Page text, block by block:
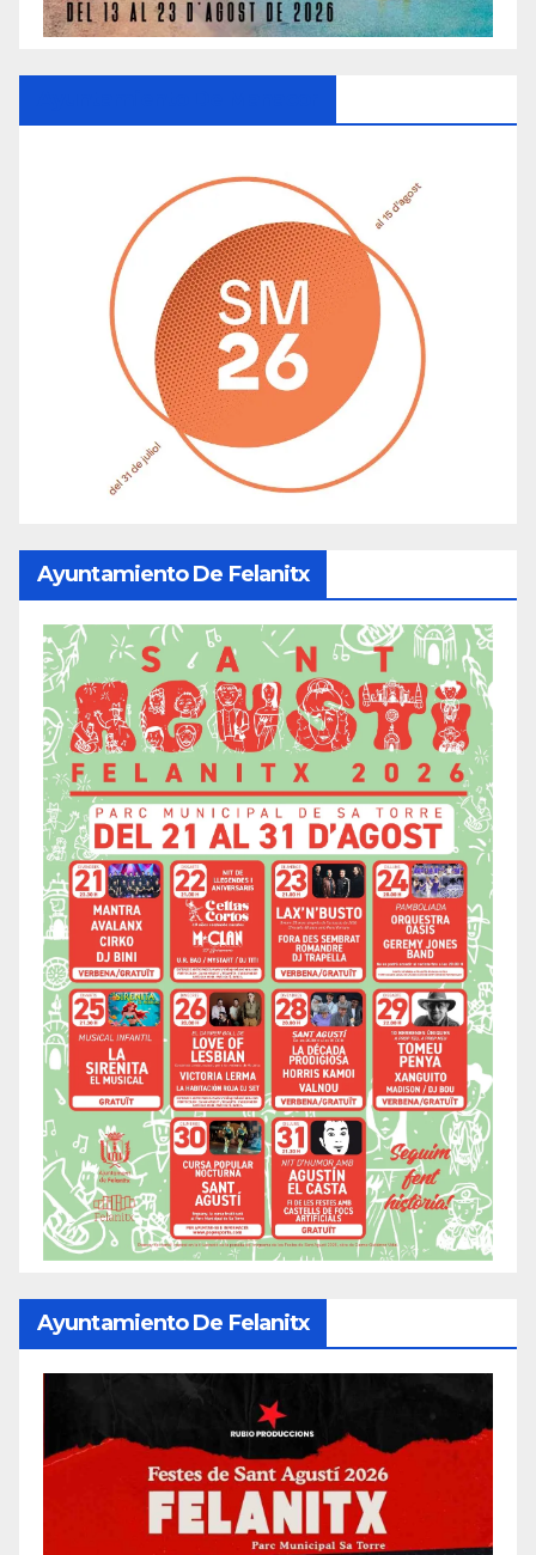
Ayuntamiento De Felanitx
Ayuntamiento De Felanitx